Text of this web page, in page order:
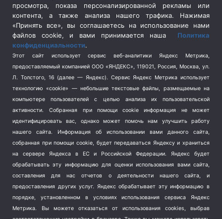
Социальная политика
(3)
Спецоперация в Украине
Спецоперация на Украине
(404)
Спорт (740)
Терроризм (1)
Транспорт (262)
Туризм (178)
Флот (76)
Школа и спорт (2)
Экология (8)
Экономика (1172)
просмотра, показа персонализированной рекламы или
контента, а также анализа нашего трафика. Нажимая
«Принять все», вы соглашаетесь на использование нами
файлов cookie, и вами принимается наша Политика
конфиденциальности.
Этот сайт использует сервис веб-аналитики Яндекс Метрика,
предоставляемый компанией ООО «ЯНДЕКС», 119021, Россия, Москва, ул.
Л. Толстого, 16 (далее — Яндекс). Сервис Яндекс Метрика использует
технологию «cookie» — небольшие текстовые файлы, размещаемые на
компьютере пользователей с целью анализа их пользовательской
активности.
Собранная при помощи cookie информация не может
идентифицировать вас, однако может помочь нам улучшить работу
нашего сайта. Информация об использовании вами данного сайта,
собранная при помощи cookie, будет передаваться Яндексу и храниться
на сервере Яндекса в ЕС и Российской Федерации. Яндекс будет
обрабатывать эту информацию для оценки использования вами сайта,
составления для нас отчетов о деятельности нашего сайта, и
предоставления других услуг. Яндекс обрабатывает эту информацию в
порядке, установленном в условиях использования сервиса Яндекс
Метрика.
Вы можете отказаться от использования cookies, выбрав